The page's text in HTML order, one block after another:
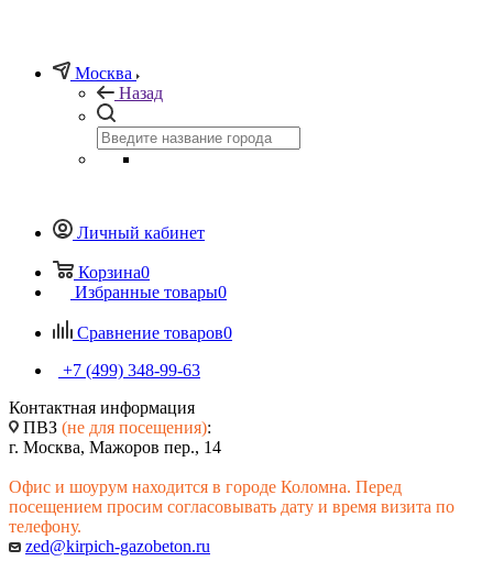
Москва
Назад
Личный кабинет
Корзина0
Избранные товары0
Сравнение товаров0
+7 (499) 348-99-63
Контактная информация
ПВЗ (не для посещения):
г. Москва, Мажоров пер., 14
Офис и шоурум находится в городе Коломна. Перед
посещением просим согласовывать дату и время визита по
телефону.
zed@kirpich-gazobeton.ru